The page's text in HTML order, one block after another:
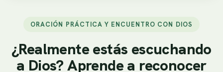
ORACIÓN PRÁCTICA Y ENCUENTRO CON DIOS
¿Realmente estás escuchando
a Dios? Aprende a reconocer